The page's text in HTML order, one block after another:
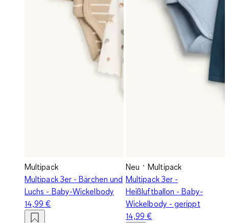
Multipack
Multipack 3er - Bärchen und
Luchs - Baby-Wickelbody
14,99 €
Neu
Multipack
Multipack 3er -
Heißluftballon - Baby-
Wickelbody - gerippt
14,99 €